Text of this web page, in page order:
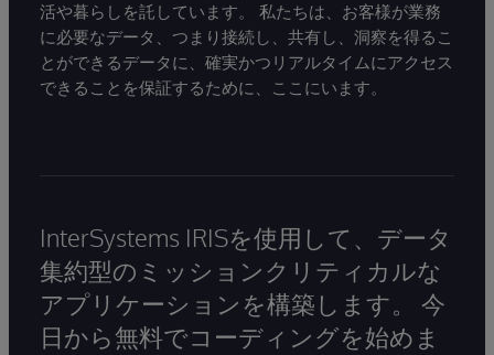
活や暮らしを託しています。 私たちは、お客様が業務
に必要なデータ、つまり接続し、共有し、洞察を得るこ
とができるデータに、確実かつリアルタイムにアクセス
できることを保証するために、ここにいます。
InterSystems IRISを使用して、データ
集約型のミッションクリティカルな
アプリケーションを構築します。 今
日から無料でコーディングを始めま